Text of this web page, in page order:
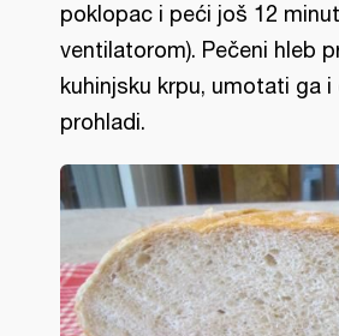
poklopac i peći još 12
ventilatorom). Pečeni hleb
kuhinjsku krpu, umotati ga
prohladi.